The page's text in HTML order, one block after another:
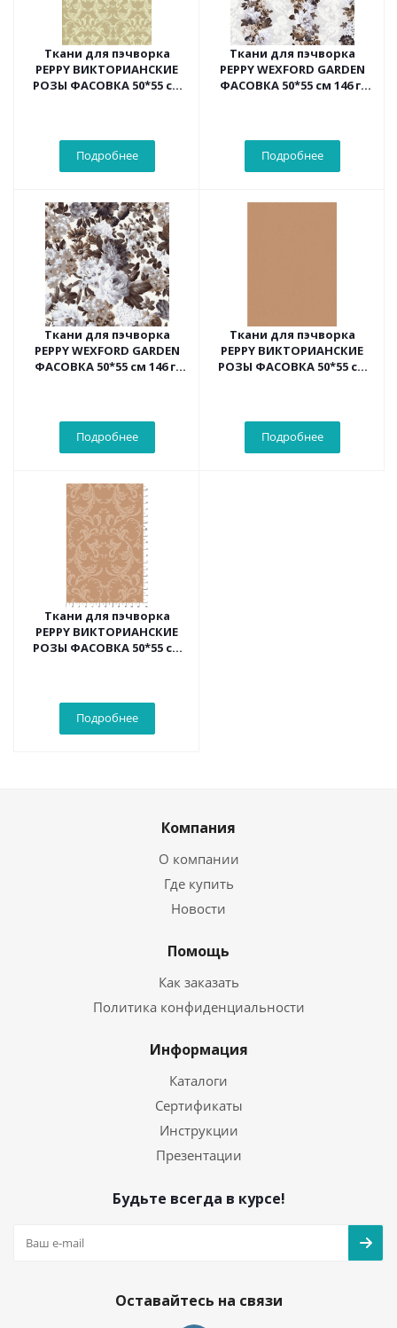
Ткани для пэчворка
PEPPY ВИКТОРИАНСКИЕ
РОЗЫ ФАСОВКА 50*55 см
Подробнее
Ткани для пэчворка
PEPPY WEXFORD GARDEN
ФАСОВКА 50*55 см 146 г/
Подробнее
Ткани для пэчворка
PEPPY WEXFORD GARDEN
ФАСОВКА 50*55 см 146 г/
Подробнее
Ткани для пэчворка
PEPPY ВИКТОРИАНСКИЕ
РОЗЫ ФАСОВКА 50*55 см
Подробнее
Ткани для пэчворка
PEPPY ВИКТОРИАНСКИЕ
РОЗЫ ФАСОВКА 50*55 см
Подробнее
Компания
О компании
Где купить
Новости
Помощь
Как заказать
Политика конфиденциальности
Информация
Каталоги
Сертификаты
Инструкции
Презентации
Будьте всегда в курсе!
Оставайтесь на связи